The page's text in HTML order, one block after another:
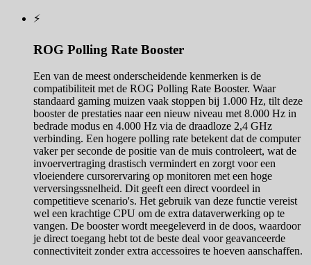
⚡
ROG Polling Rate Booster
Een van de meest onderscheidende kenmerken is de
compatibiliteit met de ROG Polling Rate Booster. Waar
standaard gaming muizen vaak stoppen bij 1.000 Hz, tilt deze
booster de prestaties naar een nieuw niveau met 8.000 Hz in
bedrade modus en 4.000 Hz via de draadloze 2,4 GHz
verbinding. Een hogere polling rate betekent dat de computer
vaker per seconde de positie van de muis controleert, wat de
invoervertraging drastisch vermindert en zorgt voor een
vloeiendere cursorervaring op monitoren met een hoge
verversingssnelheid. Dit geeft een direct voordeel in
competitieve scenario's. Het gebruik van deze functie vereist
wel een krachtige CPU om de extra dataverwerking op te
vangen. De booster wordt meegeleverd in de doos, waardoor
je direct toegang hebt tot de beste deal voor geavanceerde
connectiviteit zonder extra accessoires te hoeven aanschaffen.